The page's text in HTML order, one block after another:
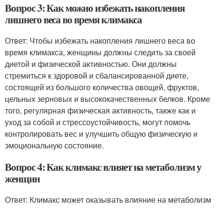
Вопрос 3: Как можно избежать накопления
лишнего веса во время климакса
Ответ: Чтобы избежать накопления лишнего веса во
время климакса, женщины должны следить за своей
диетой и физической активностью. Они должны
стремиться к здоровой и сбалансированной диете,
состоящей из большого количества овощей, фруктов,
цельных зерновых и высококачественных белков. Кроме
того, регулярная физическая активность, также как и
уход за собой и стрессоустойчивость, могут помочь
контролировать вес и улучшить общую физическую и
эмоциональную состояние.
Вопрос 4: Как климакс влияет на метаболизм у
женщин
Ответ: Климакс может оказывать влияние на метаболизм